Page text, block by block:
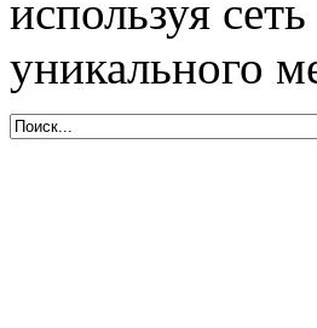
используя
уникального